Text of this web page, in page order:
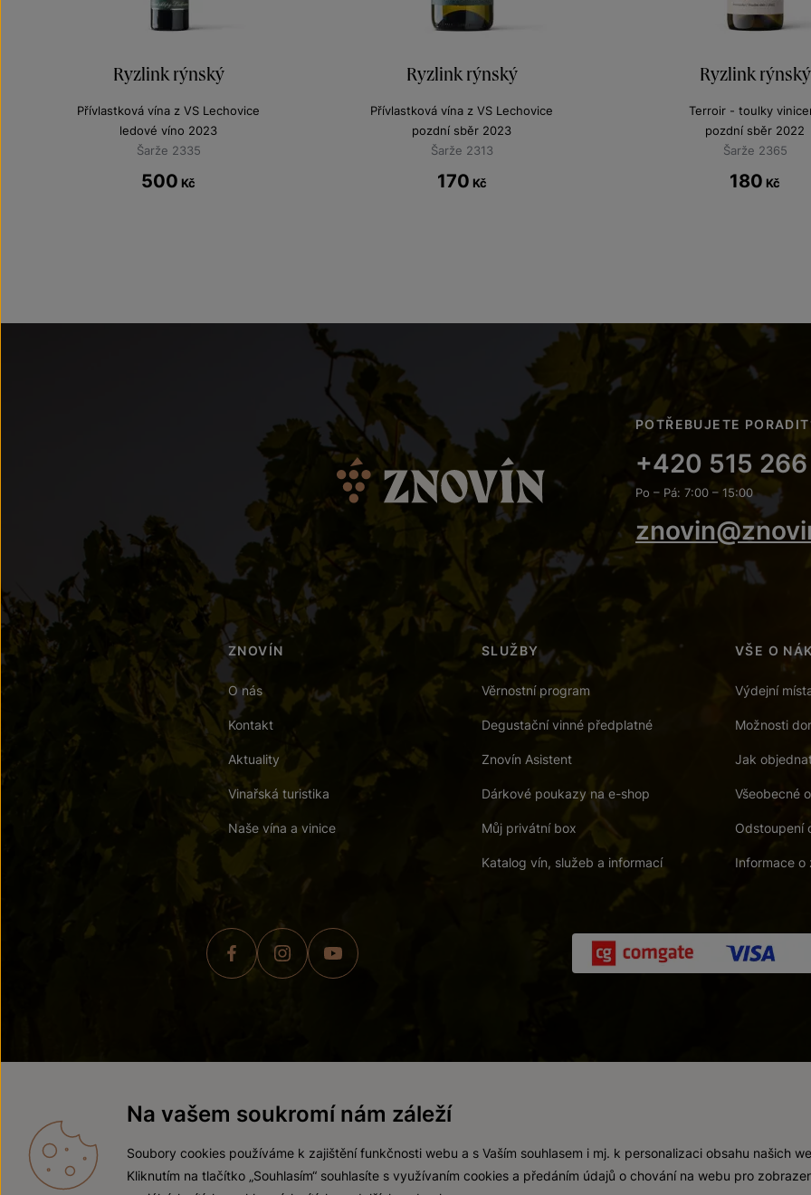
Ryzlink rýnský
Přívlastková vína z VS Lechovice
ledové víno 2023
Šarže 2335
500 Kč
Ryzlink rýnský
Přívlastková vína z VS Lechovice
pozdní sběr 2023
Šarže 2313
170 Kč
Ryzlink rýnský
Terroir - toulky
pozdní sběr 2022
Šarže 2365
180 Kč
POTŘEBUJETE
+420 515
Po – Pá: 7:00 – 15:00
ZNOVÍN
O nás
Kontakt
Aktuality
Vinařská turistika
Naše vína a vinice
SLUŽBY
Věrnostní program
Degustační vinné předplatné
Znovín Asistent
Dárkové poukazy na e-shop
Můj privátní box
Katalog vín, služeb a informací
VŠE O
Výdejní
Možnosti
Jak
Všeobecné
Odstoupení
Informace o
Zákaz prodeje alkoholických nápojů osobám mladším 18 let.
Vytvořil webProgress
Na vašem soukromí nám záleží
Soubory cookies používáme k zajištění funkčnosti webu a s Vaším souhlasem i mj. k personalizaci obsahu našich
Kliknutím na tlačítko „Souhlasím“ souhlasíte s využívaním cookies a předáním údajů o chování na webu pro